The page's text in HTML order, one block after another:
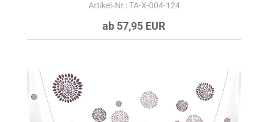
Artikel‑Nr.: TA-X-004-124
ab 57,95 EUR